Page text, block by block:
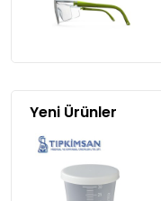
Yeni Ürünler